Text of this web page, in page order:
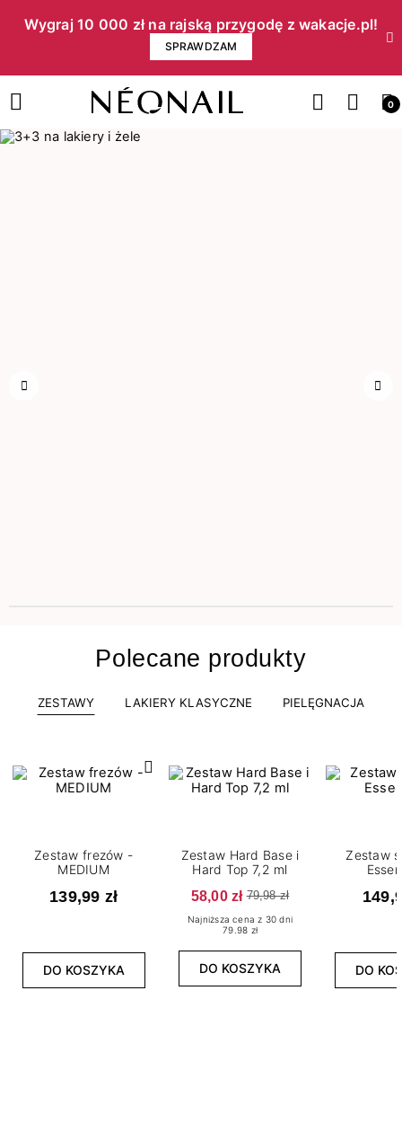
Wygraj 10 000 zł na rajską przygodę z wakacje.pl!​
SPRAWDZAM
0
Polecane produkty
ZESTAWY LAKIERY KLASYCZNE PIELĘGNACJA
Zestaw frezów -
MEDIUM
139,99 zł
DO KOSZYKA
Zestaw Hard Base i
Hard Top 7,2 ml
58,00 zł 79,98 zł
Najniższa cena z 30 dni
79.98 zł
DO KOSZYKA
Zestaw
DO